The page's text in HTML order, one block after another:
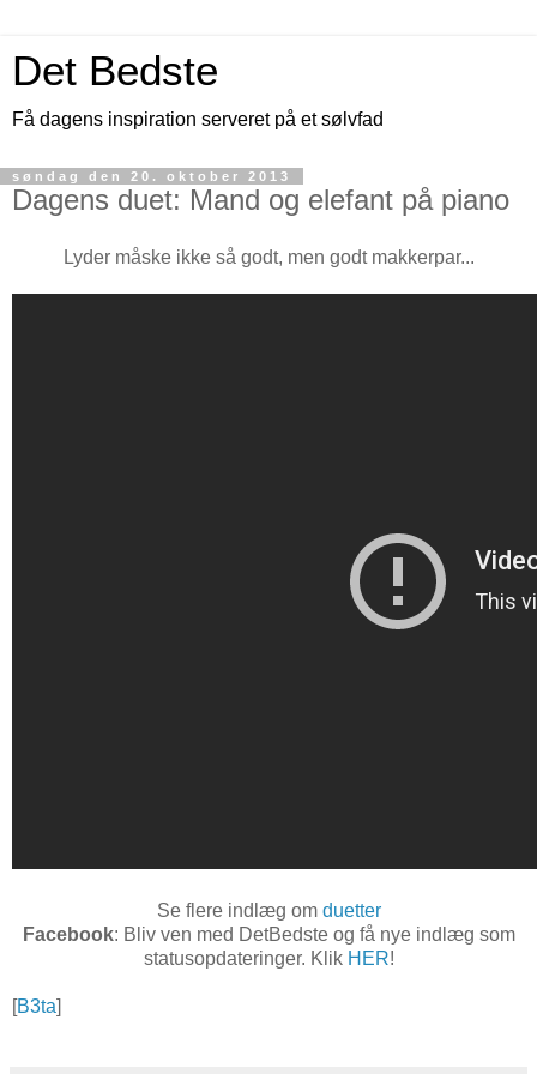
Det Bedste
Få dagens inspiration serveret på et sølvfad
søndag den 20. oktober 2013
Dagens duet: Mand og elefant på piano
Lyder måske ikke så godt, men godt makkerpar...
Se flere indlæg om duetter
Facebook: Bliv ven med DetBedste og få nye indlæg som
statusopdateringer. Klik HER!
[B3ta]